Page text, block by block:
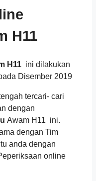
H11
H11 ini dilakukan
Disember 2019
tercari- cari
dengan
Awam H11 ini.
dengan Tim
anda dengan
online